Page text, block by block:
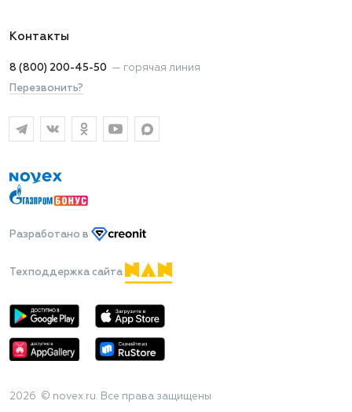
Контакты
8 (800) 200-45-50 — горячая линия
Перезвонить?
Разработано в
Техподдержка сайта
2026 © novex.ru. Все права защищены